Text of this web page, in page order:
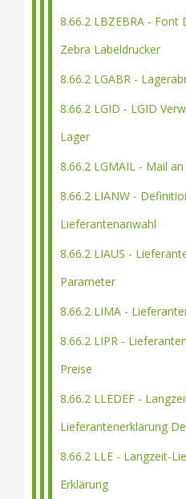
8.66.2 LBZEBRA - Font
Zebra Labeldrucker
8.66.2 LGABR -
8.66.2 LGID - LGID
Lager
8.66.2 LGMAIL - Mail
8.66.2 LIANW -
Lieferantenanwahl
8.66.2 LIAUS -
Parameter
8.66.2 LIMA -
8.66.2 LIPR -
Preise
8.66.2 LLEDEF -
Lieferantenerklärung
8.66.2 LLE - Langzeit-
Erklärung